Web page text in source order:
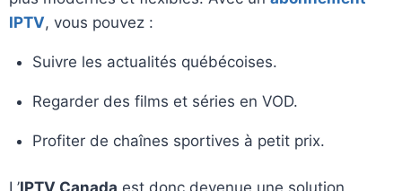
IPTV, vous pouvez :
Suivre les actualités québécoises.
Regarder des films et séries en VOD.
Profiter de chaînes sportives à petit prix.